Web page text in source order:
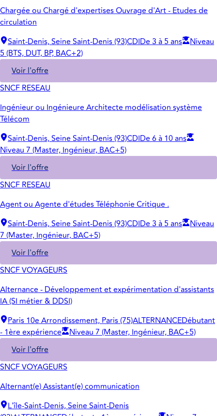
Chargée ou Chargé d'expertises Ouvrage d'Art - Etudes de
circulation
Saint-Denis, Seine Saint-Denis (93)CDIDe 3 à 5 ans
Niveau
5 (BTS, DUT, BP, BAC+2)
Voir l'offre
SNCF RESEAU
Ingénieur ou Ingénieure Architecte modélisation système
Télécom
Saint-Denis, Seine Saint-Denis (93)CDIDe 6 à 10 ans
Niveau 7 (Master, Ingénieur, BAC+5)
Voir l'offre
SNCF RESEAU
Agent ou Agente d'études Téléphonie Critique .
Saint-Denis, Seine Saint-Denis (93)CDIDe 3 à 5 ans
Niveau
7 (Master, Ingénieur, BAC+5)
Voir l'offre
SNCF VOYAGEURS
Alternance - Développement et expérimentation d'assistants
IA (SI métier & DDSI)
Paris 10e Arrondissement, Paris (75)ALTERNANCEDébutant
- 1ère expérience
Niveau 7 (Master, Ingénieur, BAC+5)
Voir l'offre
SNCF VOYAGEURS
Alternant(e) Assistant(e) communication
L'île-Saint-Denis, Seine Saint-Denis